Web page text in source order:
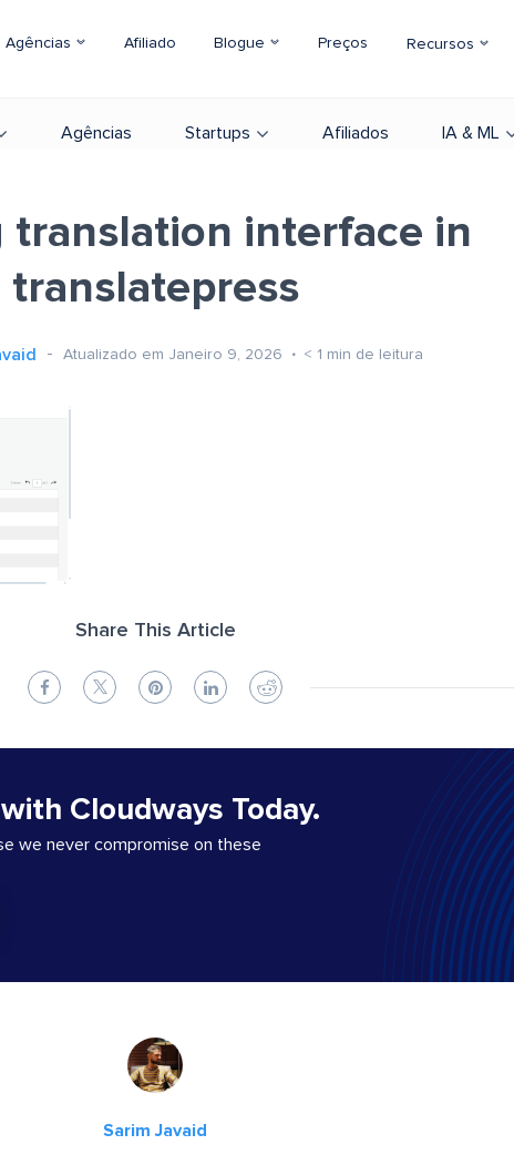
Agências Afiliado Blogue Preços Recursos
Agências Startups Afiliados IA & ML
translation interface in
translatepress
Atualizado em Janeiro 9, 2026 < 1 min de leitura
Share This Article
Cloudways Today.
we never compromise on these
Sarim Javaid